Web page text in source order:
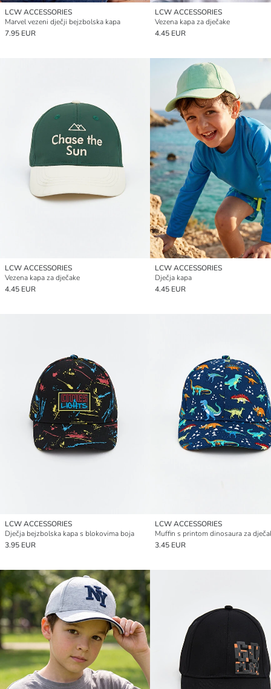
LCW ACCESSORIES
Marvel vezeni dječji bejzbolska kapa
7.95 EUR
LCW ACCESSORIES
Vezena kapa za dječake
4.45 EUR
LCW ACCESSORIES
Vezena kapa za dječake
4.45 EUR
LCW ACCESSORIES
Dječja kapa
4.45 EUR
LCW ACCESSORIES
Dječja bejzbolska kapa s blokovima boja
3.95 EUR
LCW ACCESSORIES
Muffin s printom dinosaura za
3.45 EUR